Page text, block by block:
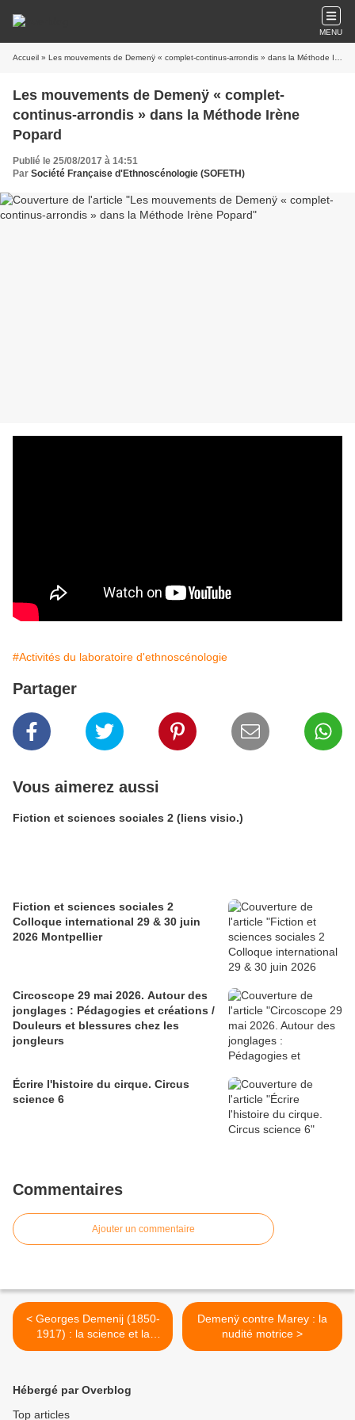
MENU
Accueil » Les mouvements de Demenÿ « complet-continus-arrondis » dans la Méthode Irène Popard
Les mouvements de Demenÿ « complet-
continus-arrondis » dans la Méthode Irène
Popard
Publié le 25/08/2017 à 14:51
Par Société Française d'Ethnoscénologie (SOFETH)
#Activités du laboratoire d'ethnoscénologie
Partager
Vous aimerez aussi
Fiction et sciences sociales 2 (liens visio.)
Fiction et sciences sociales 2
Colloque international 29 & 30 juin
2026 Montpellier
Circoscope 29 mai 2026. Autour des
jonglages : Pédagogies et créations /
Douleurs et blessures chez les
jongleurs
Écrire l'histoire du cirque. Circus
science 6
Commentaires
Ajouter un commentaire
< Georges Demenij (1850-
1917) : la science et la
technique moderne au
Demenÿ contre Marey : la
nudité motrice >
Hébergé par Overblog
Top articles